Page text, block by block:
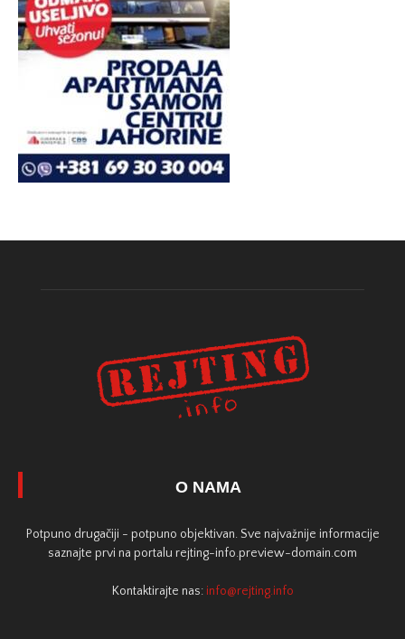
O NAMA
Potpuno drugačiji - potpuno objektivan. Sve najvažnije informacije
saznajte prvi na portalu rejting-info.preview-domain.com
Kontaktirajte nas: info@rejting.info